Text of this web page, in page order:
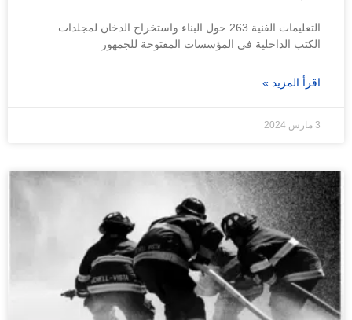
التعليمات الفنية 263 حول البناء واستخراج الدخان لمجلدات
الكتب الداخلية في المؤسسات المفتوحة للجمهور
اقرأ المزيد »
3 مارس 2024